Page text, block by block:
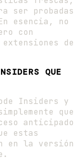
ser probadas
esencia, no
con
de
QUE
Insiders y
que
anticipado
estas
en la versión